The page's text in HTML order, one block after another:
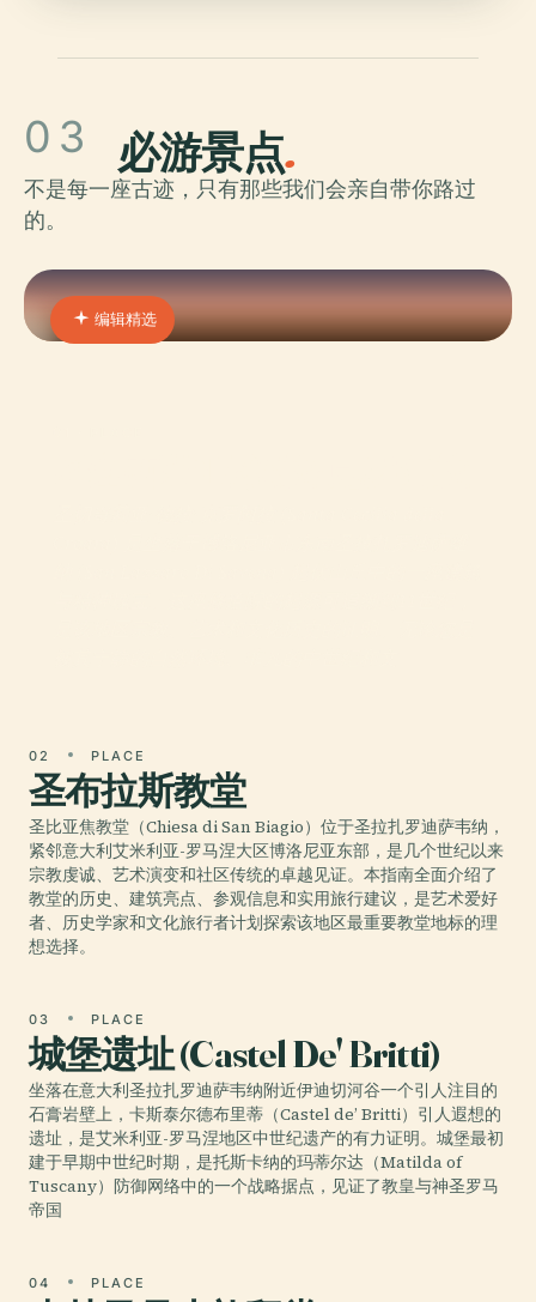
03 必游景点.
不是每一座古迹，只有那些我们会亲自带你路过
的。
编辑精选
02 PLACE
圣布拉斯教堂
圣比亚焦教堂（Chiesa di San Biagio）位于圣拉扎罗迪萨韦纳，
紧邻意大利艾米利亚-罗马涅大区博洛尼亚东部，是几个世纪以来
宗教虔诚、艺术演变和社区传统的卓越见证。本指南全面介绍了
教堂的历史、建筑亮点、参观信息和实用旅行建议，是艺术爱好
者、历史学家和文化旅行者计划探索该地区最重要教堂地标的理
想选择。
03 PLACE
城堡遗址 (Castel De' Britti)
坐落在意大利圣拉扎罗迪萨韦纳附近伊迪切河谷一个引人注目的
石膏岩壁上，卡斯泰尔德布里蒂（Castel de’ Britti）引人遐想的
遗址，是艾米利亚-罗马涅地区中世纪遗产的有力证明。城堡最初
建于早期中世纪时期，是托斯卡纳的玛蒂尔达（Matilda of
Tuscany）防御网络中的一个战略据点，见证了教皇与神圣罗马
帝国
04 PLACE